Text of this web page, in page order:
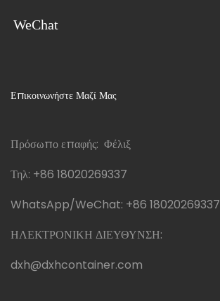
WeChat
Επικοινωνήστε Μαζί Μας
Πρόσωπο επαφής: Φέλιξ
Τηλ: +86 18020269337
WhatsApp/WeChat: +86 18020269337
ΗΛΕΚΤΡΟΝΙΚΗ ΔΙΕΥΘΥΝΣΗ:
dxh@dxhcontainer.com